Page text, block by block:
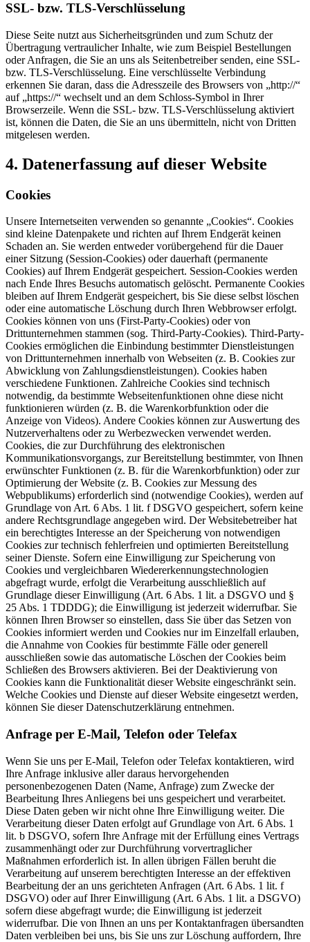
SSL- bzw. TLS-Verschlüsselung
Diese Seite nutzt aus Sicherheitsgründen und zum Schutz der
Übertragung vertraulicher Inhalte, wie zum Beispiel Bestellungen
oder Anfragen, die Sie an uns als Seitenbetreiber senden, eine SSL-
bzw. TLS-Verschlüsselung. Eine verschlüsselte Verbindung
erkennen Sie daran, dass die Adresszeile des Browsers von „http://“
auf „https://“ wechselt und an dem Schloss-Symbol in Ihrer
Browserzeile. Wenn die SSL- bzw. TLS-Verschlüsselung aktiviert
ist, können die Daten, die Sie an uns übermitteln, nicht von Dritten
mitgelesen werden.
4. Datenerfassung auf dieser Website
Cookies
Unsere Internetseiten verwenden so genannte „Cookies“. Cookies
sind kleine Datenpakete und richten auf Ihrem Endgerät keinen
Schaden an. Sie werden entweder vorübergehend für die Dauer
einer Sitzung (Session-Cookies) oder dauerhaft (permanente
Cookies) auf Ihrem Endgerät gespeichert. Session-Cookies werden
nach Ende Ihres Besuchs automatisch gelöscht. Permanente Cookies
bleiben auf Ihrem Endgerät gespeichert, bis Sie diese selbst löschen
oder eine automatische Löschung durch Ihren Webbrowser erfolgt.
Cookies können von uns (First-Party-Cookies) oder von
Drittunternehmen stammen (sog. Third-Party-Cookies). Third-Party-
Cookies ermöglichen die Einbindung bestimmter Dienstleistungen
von Drittunternehmen innerhalb von Webseiten (z. B. Cookies zur
Abwicklung von Zahlungsdienstleistungen). Cookies haben
verschiedene Funktionen. Zahlreiche Cookies sind technisch
notwendig, da bestimmte Webseitenfunktionen ohne diese nicht
funktionieren würden (z. B. die Warenkorbfunktion oder die
Anzeige von Videos). Andere Cookies können zur Auswertung des
Nutzerverhaltens oder zu Werbezwecken verwendet werden.
Cookies, die zur Durchführung des elektronischen
Kommunikationsvorgangs, zur Bereitstellung bestimmter, von Ihnen
erwünschter Funktionen (z. B. für die Warenkorbfunktion) oder zur
Optimierung der Website (z. B. Cookies zur Messung des
Webpublikums) erforderlich sind (notwendige Cookies), werden auf
Grundlage von Art. 6 Abs. 1 lit. f DSGVO gespeichert, sofern keine
andere Rechtsgrundlage angegeben wird. Der Websitebetreiber hat
ein berechtigtes Interesse an der Speicherung von notwendigen
Cookies zur technisch fehlerfreien und optimierten Bereitstellung
seiner Dienste. Sofern eine Einwilligung zur Speicherung von
Cookies und vergleichbaren Wiedererkennungstechnologien
abgefragt wurde, erfolgt die Verarbeitung ausschließlich auf
Grundlage dieser Einwilligung (Art. 6 Abs. 1 lit. a DSGVO und §
25 Abs. 1 TDDDG); die Einwilligung ist jederzeit widerrufbar. Sie
können Ihren Browser so einstellen, dass Sie über das Setzen von
Cookies informiert werden und Cookies nur im Einzelfall erlauben,
die Annahme von Cookies für bestimmte Fälle oder generell
ausschließen sowie das automatische Löschen der Cookies beim
Schließen des Browsers aktivieren. Bei der Deaktivierung von
Cookies kann die Funktionalität dieser Website eingeschränkt sein.
Welche Cookies und Dienste auf dieser Website eingesetzt werden,
können Sie dieser Datenschutzerklärung entnehmen.
Anfrage per E-Mail, Telefon oder Telefax
Wenn Sie uns per E-Mail, Telefon oder Telefax kontaktieren, wird
Ihre Anfrage inklusive aller daraus hervorgehenden
personenbezogenen Daten (Name, Anfrage) zum Zwecke der
Bearbeitung Ihres Anliegens bei uns gespeichert und verarbeitet.
Diese Daten geben wir nicht ohne Ihre Einwilligung weiter. Die
Verarbeitung dieser Daten erfolgt auf Grundlage von Art. 6 Abs. 1
lit. b DSGVO, sofern Ihre Anfrage mit der Erfüllung eines Vertrags
zusammenhängt oder zur Durchführung vorvertraglicher
Maßnahmen erforderlich ist. In allen übrigen Fällen beruht die
Verarbeitung auf unserem berechtigten Interesse an der effektiven
Bearbeitung der an uns gerichteten Anfragen (Art. 6 Abs. 1 lit. f
DSGVO) oder auf Ihrer Einwilligung (Art. 6 Abs. 1 lit. a DSGVO)
sofern diese abgefragt wurde; die Einwilligung ist jederzeit
widerrufbar. Die von Ihnen an uns per Kontaktanfragen übersandten
Daten verbleiben bei uns, bis Sie uns zur Löschung auffordern, Ihre